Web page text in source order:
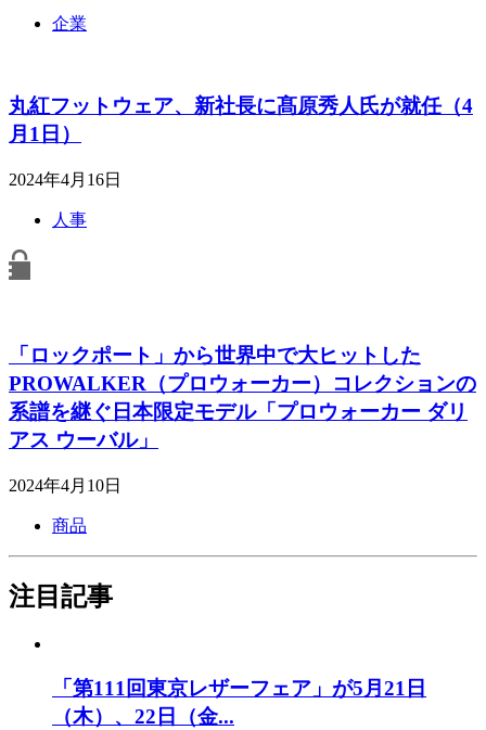
企業
丸紅フットウェア、新社長に髙原秀人氏が就任（4
月1日）
2024年4月16日
人事
「ロックポート」から世界中で大ヒットした
PROWALKER（プロウォーカー）コレクションの
系譜を継ぐ日本限定モデル「プロウォーカー ダリ
アス ウーバル」
2024年4月10日
商品
注目記事
「第111回東京レザーフェア」が5月21日
（木）、22日（金...